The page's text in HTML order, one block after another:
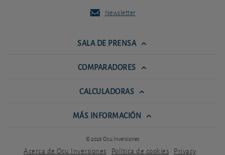
Newsletter
SALA DE PRENSA
COMPARADORES
CALCULADORAS
MÁS INFORMACIÓN
© 2026 Ocu Inversiones
Acerca de Ocu Inversiones Política de cookies Privacy